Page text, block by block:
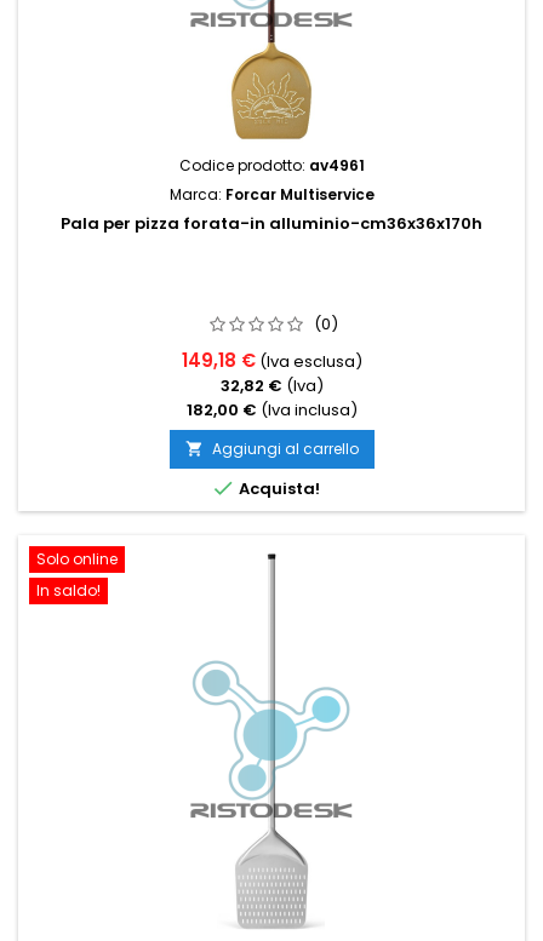
Codice prodotto: av4961
Marca: Forcar Multiservice
Pala per pizza forata-in alluminio-cm36x36x170h
(0)
149,18 € (Iva esclusa)
32,82 € (Iva)
182,00 € (Iva inclusa)
 Aggiungi al carrello
 Acquista!
Solo online
In saldo!